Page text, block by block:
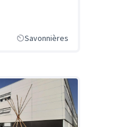
Savonnières